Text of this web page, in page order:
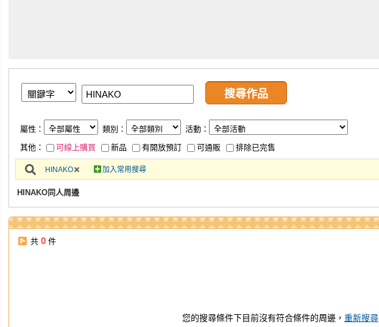
屬性： 類別：
活動：
其他：
可線上購買 新品 有開放預訂 可通販 排除已完售
HINAKO 加入常用搜尋
HINAKO同人周邊
共 0 件
您的搜尋條件下目前沒有符合條件的周邊， 重新搜尋